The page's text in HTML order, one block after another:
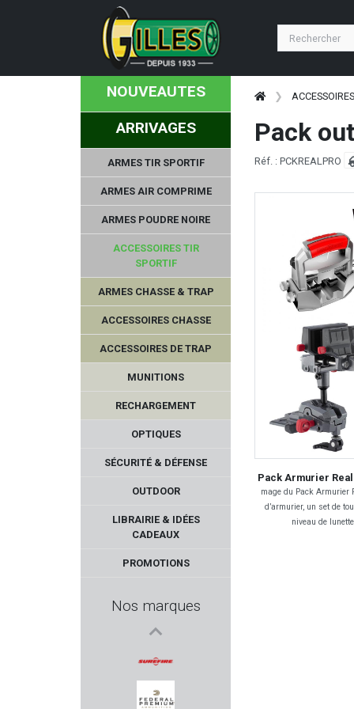
NOUVEAUTES
ARRIVAGES
ARMES TIR SPORTIF
ARMES AIR COMPRIME
ARMES POUDRE NOIRE
ACCESSOIRES TIR
SPORTIF
ARMES CHASSE & TRAP
ACCESSOIRES CHASSE
ACCESSOIRES DE TRAP
MUNITIONS
RECHARGEMENT
OPTIQUES
SÉCURITÉ & DÉFENSE
OUTDOOR
LIBRAIRIE & IDÉES
CADEAUX
PROMOTIONS
Nos marques
BOKER
SUREFIRE
Pack
Réf. : PCKREALPRO
Pack Armurier
mage du Pack Armurier
d’armurier, un set de
niveau de